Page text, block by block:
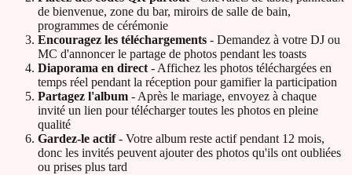
de bienvenue, zone du bar, miroirs de salle de bain,
programmes de cérémonie
Encouragez les téléchargements - Demandez à votre DJ ou
MC d'annoncer le partage de photos pendant les toasts
Diaporama en direct - Affichez les photos téléchargées en
temps réel pendant la réception pour gamifier la participation
Partagez l'album - Après le mariage, envoyez à chaque
invité un lien pour télécharger toutes les photos en pleine
qualité
Gardez-le actif- Votre album reste actif pendant 12 mois,
donc les invités peuvent ajouter des photos qu'ils ont oubliées
ou prises plus tard